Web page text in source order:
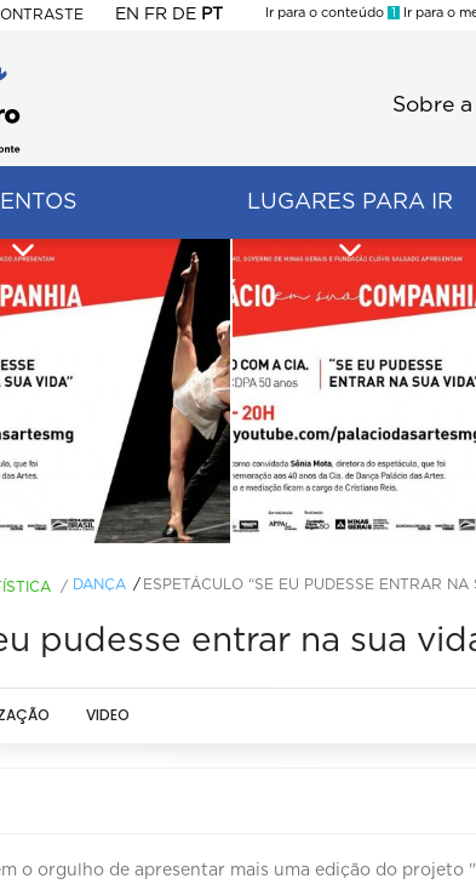
EN FR DE PT
Ir para o conteúdo 1 Ir para o
Sobre
LUGARES PARA IR
/ DANÇA ESPETÁCULO “SE EU PUDESSE ENTRAR NA
pudesse entrar na sua
VIDEO
o orgulho de apresentar mais uma edição do projeto